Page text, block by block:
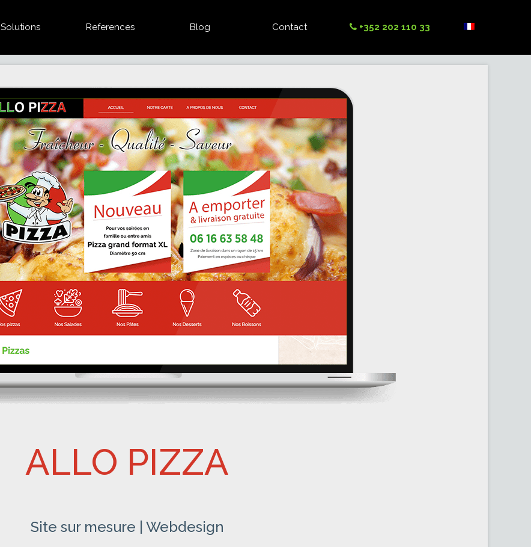
Solutions References Blog Contact +352 202 110 33
ALLO PIZZA
Site sur mesure | Webdesign